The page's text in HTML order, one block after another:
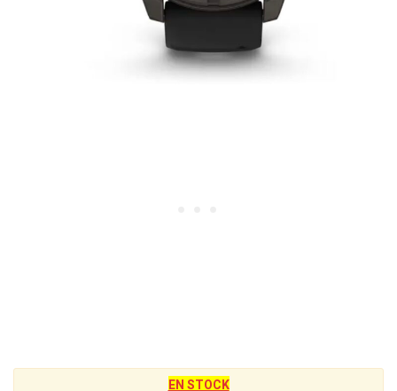
EN STOCK